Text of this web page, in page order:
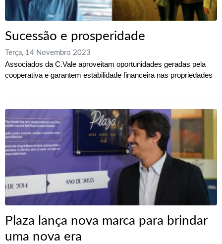
Sucessão e prosperidade
Terça, 14 Novembro 2023
Associados da C.Vale aproveitam oportunidades geradas pela
cooperativa e garantem estabilidade financeira nas propriedades
Plaza lança nova marca para brindar
uma nova era